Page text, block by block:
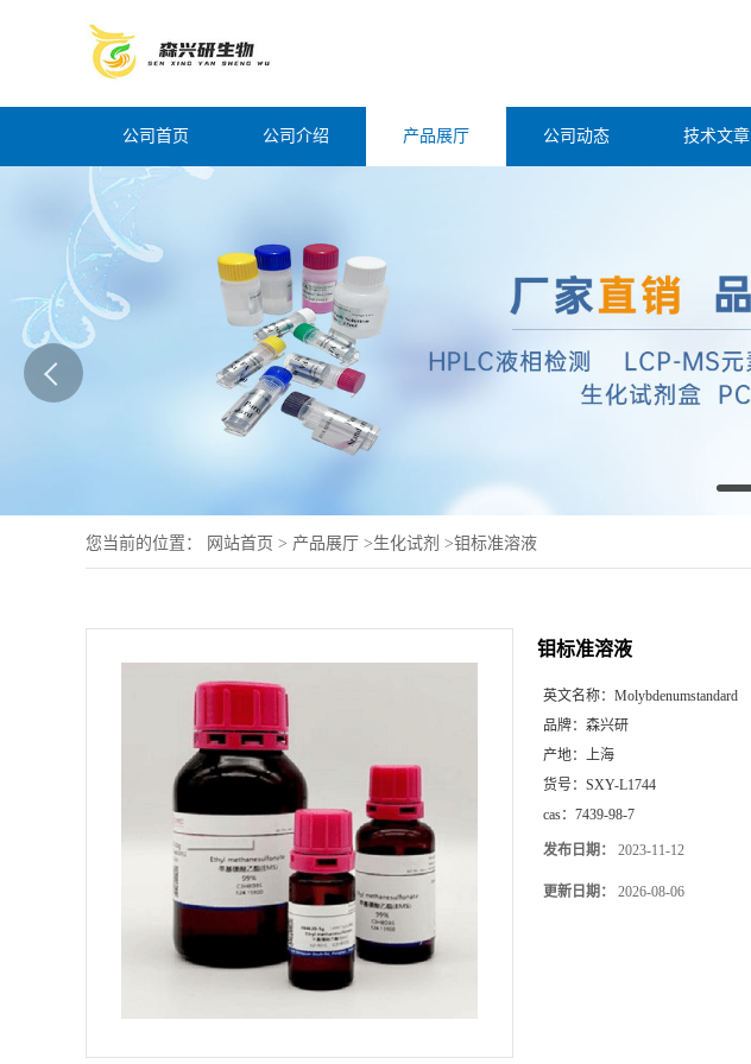
公司首页 公司介绍 产品展厅 公司动态 技术文章
您当前的位置： 网站首页 > 产品展厅 >生化试剂 >钼标准溶液
钼标准溶液
英文名称： Molybdenumstandard
品牌： 森兴研
产地： 上海
货号： SXY-L1744
cas： 7439-98-7
发布日期： 2023-11-12
更新日期： 2026-08-06